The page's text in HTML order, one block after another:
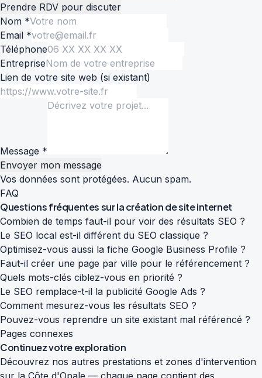
Prendre RDV pour discuter
Nom *
Email *
Téléphone
Entreprise
Lien de votre site web (si existant)
Message *
Envoyer mon message
Vos données sont protégées. Aucun spam.
FAQ
Questions fréquentes sur lacréation de site internet
Combien de temps faut-il pour voir des résultats SEO ?
Le SEO local est-il différent du SEO classique ?
Optimisez-vous aussi la fiche Google Business Profile ?
Faut-il créer une page par ville pour le référencement ?
Quels mots-clés ciblez-vous en priorité ?
Le SEO remplace-t-il la publicité Google Ads ?
Comment mesurez-vous les résultats SEO ?
Pouvez-vous reprendre un site existant mal référencé ?
Pages connexes
Continuez votre exploration
Découvrez nos autres prestations et zones d'intervention
sur la Côte d'Opale — chaque page contient des